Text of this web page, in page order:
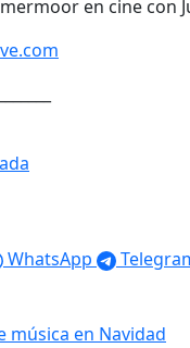
WhatsApp
música en Navidad